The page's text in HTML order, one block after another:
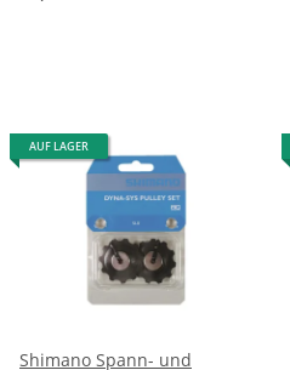
AUF LAGER
Shimano Spann- und